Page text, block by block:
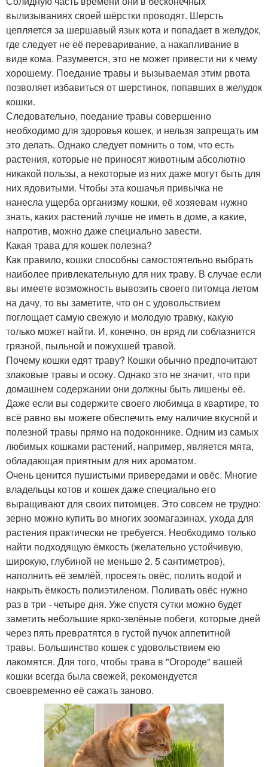
вылизываниях своей шёрстки проводят. Шерсть
цепляется за шершавый язык кота и попадает в желудок,
где следует не её переваривание, а накапливание в
виде кома. Разумеется, это не может привести ни к чему
хорошему. Поедание травы и вызываемая этим рвота
позволяет избавиться от шерстинок, попавших в желудок
кошки.
Следовательно, поедание травы совершенно
необходимо для здоровья кошек, и нельзя запрещать им
это делать. Однако следует помнить о том, что есть
растения, которые не приносят животным абсолютно
никакой пользы, а некоторые из них даже могут быть для
них ядовитыми. Чтобы эта кошачья привычка не
нанесла ущерба организму кошки, её хозяевам нужно
знать, каких растений лучше не иметь в доме, а какие,
напротив, можно даже специально завести.
Какая трава для кошек полезна?
Как правило, кошки способны самостоятельно выбрать
наиболее привлекательную для них траву. В случае если
вы имеете возможность вывозить своего питомца летом
на дачу, то вы заметите, что он с удовольствием
поглощает самую свежую и молодую травку, какую
только может найти. И, конечно, он вряд ли соблазнится
грязной, пыльной и пожухшей травой.
Почему кошки едят траву? Кошки обычно предпочитают
злаковые травы и осоку. Однако это не значит, что при
домашнем содержании они должны быть лишены её.
Даже если вы содержите своего любимца в квартире, то
всё равно вы можете обеспечить ему наличие вкусной и
полезной травы прямо на подоконнике. Одним из самых
любимых кошками растений, например, является мята,
обладающая приятным для них ароматом.
Очень ценится пушистыми привередами и овёс. Многие
владельцы котов и кошек даже специально его
выращивают для своих питомцев. Это совсем не трудно:
зерно можно купить во многих зоомагазинах, ухода для
растения практически не требуется. Необходимо только
найти подходящую ёмкость (желательно устойчивую,
широкую, глубиной не меньше 2. 5 сантиметров),
наполнить её землёй, просеять овёс, полить водой и
накрыть ёмкость полиэтиленом. Поливать овёс нужно
раз в три - четыре дня. Уже спустя сутки можно будет
заметить небольшие ярко-зелёные побеги, которые дней
через пять превратятся в густой пучок аппетитной
травы. Большинство кошек с удовольствием ею
лакомятся. Для того, чтобы трава в "Огороде" вашей
кошки всегда была свежей, рекомендуется
своевременно её сажать заново.